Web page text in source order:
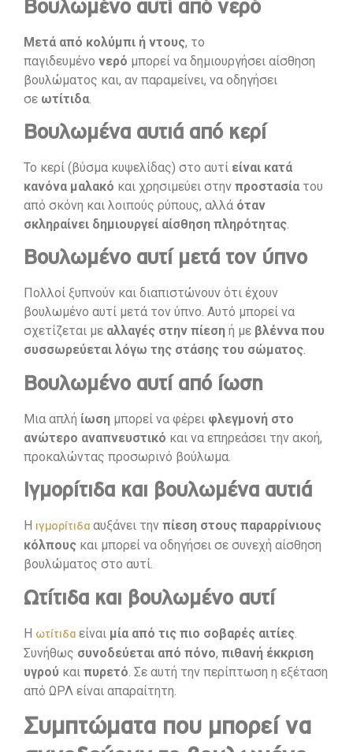
Βουλωμένο αυτί από νερό
Μετά από κολύμπι ή ντους, το
παγιδευμένο νερό μπορεί να δημιουργήσει αίσθηση
βουλώματος και, αν παραμείνει, να οδηγήσει
σε ωτίτιδα
Βουλωμένα αυτιά από κερί
Το κερί (βύσμα κυψελίδας) στο αυτί είναι κατά
κανόνα μαλακό και χρησιμεύει στην προστασία του
από σκόνη και λοιπούς ρύπους, αλλά όταν
σκληραίνει δημιουργεί αίσθηση πληρότητας.
Βουλωμένο αυτί μετά τον ύπνο
Πολλοί ξυπνούν και διαπιστώνουν ότι έχουν
βουλωμένο αυτί μετά τον ύπνο. Αυτό μπορεί να
σχετίζεται με αλλαγές στην πίεση ή με βλέννα που
συσσωρεύεται λόγω της στάσης του σώματος.
Βουλωμένο αυτί από ίωση
Μια απλή ίωση μπορεί να φέρει φλεγμονή στο
ανώτερο αναπνευστικό και να επηρεάσει την ακοή,
προκαλώντας προσωρινό βούλωμα.
Ιγμορίτιδα και βουλωμένα αυτιά
Η ιγμορίτιδα αυξάνει την πίεση στους παραρρίνιους
κόλπους και μπορεί να οδηγήσει σε συνεχή αίσθηση
βουλώματος στο αυτί.
Ωτίτιδα και βουλωμένο αυτί
Η ωτίτιδα είναι μία από τις πιο σοβαρές αιτίες
Συνήθως συνοδεύεται από πόνο, πιθανή έκκριση
υγρού και πυρετό . Σε αυτή την περίπτωση η εξέταση
από ΩΡΛ είναι απαραίτητη.
Συμπτώματα που μπορεί να